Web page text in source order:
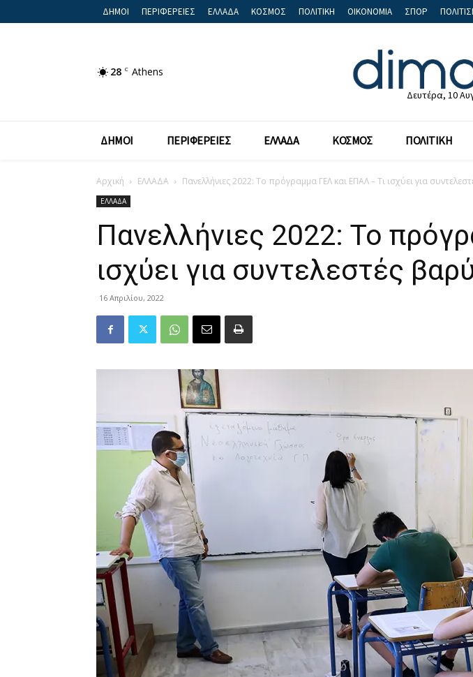
ΔΗΜΟΙ ΠΕΡΙΦΕΡΕΙΕΣ ΕΛΛΑΔΑ ΚΟΣΜΟΣ ΠΟΛΙΤΙΚΗ ΟΙΚΟΝΟΜΙΑ ΣΠΟΡ
28 C Athens
Δευτέρα, 10
ΔΗΜΟΙ ΠΕΡΙΦΕΡΕΙΕΣ ΕΛΛΑΔΑ ΚΟΣΜΟΣ ΠΟΛΙΤΙΚΗ
Αρχική ΕΛΛΑΔΑ Πανελλήνιες 2022: Το πρόγραμμα ΓΕΛ και ΕΠΑΛ – Τι ισχύει για
ΕΛΛΑΔΑ
Πανελλήνιες 2022: Το
ισχύει για συντελεστές
16 Απριλίου, 2022